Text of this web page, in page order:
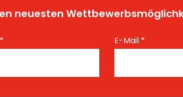
neuesten
* E-Mail *